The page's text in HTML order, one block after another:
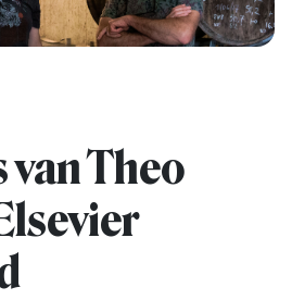
van Theo